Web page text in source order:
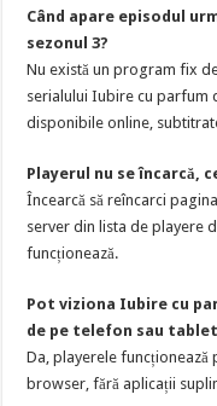
Când apare episodul
sezonul 3?
Nu există un program fix
serialului Iubire cu parfum
disponibile online,
Playerul nu se încarcă,
Încearcă să reîncarci
server din lista de playere
funcționează.
Pot viziona Iubire cu
de pe telefon sau
Da, playerele funcționează
browser, fără aplicații